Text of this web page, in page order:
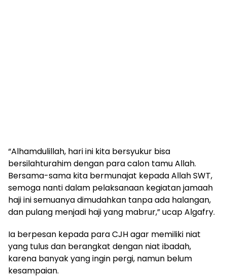
“Alhamdulillah, hari ini kita bersyukur bisa
bersilahturahim dengan para calon tamu Allah.
Bersama-sama kita bermunajat kepada Allah SWT,
semoga nanti dalam pelaksanaan kegiatan jamaah
haji ini semuanya dimudahkan tanpa ada halangan,
dan pulang menjadi haji yang mabrur,” ucap Algafry.
Ia berpesan kepada para CJH agar memiliki niat
yang tulus dan berangkat dengan niat ibadah,
karena banyak yang ingin pergi, namun belum
kesampaian.